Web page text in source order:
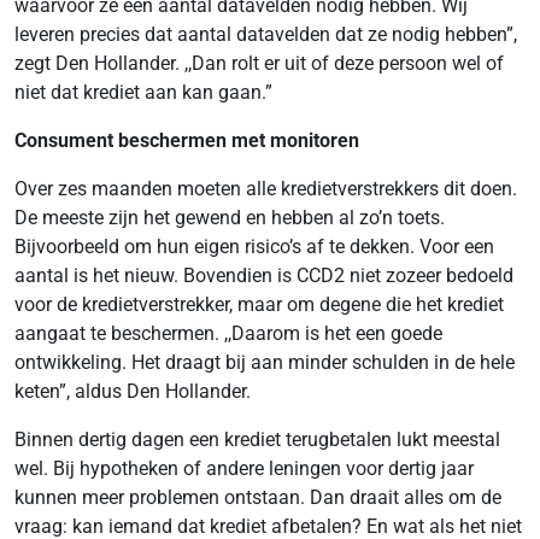
waarvoor ze een aantal datavelden nodig hebben. Wij
leveren precies dat aantal datavelden dat ze nodig hebben”,
zegt Den Hollander. ,,Dan rolt er uit of deze persoon wel of
niet dat krediet aan kan gaan.”
Consument beschermen met monitoren
Over zes maanden moeten alle kredietverstrekkers dit doen.
De meeste zijn het gewend en hebben al zo’n toets.
Bijvoorbeeld om hun eigen risico’s af te dekken. Voor een
aantal is het nieuw. Bovendien is CCD2 niet zozeer bedoeld
voor de kredietverstrekker, maar om degene die het krediet
aangaat te beschermen. ,,Daarom is het een goede
ontwikkeling. Het draagt bij aan minder schulden in de hele
keten”, aldus Den Hollander.
Binnen dertig dagen een krediet terugbetalen lukt meestal
wel. Bij hypotheken of andere leningen voor dertig jaar
kunnen meer problemen ontstaan. Dan draait alles om de
vraag: kan iemand dat krediet afbetalen? En wat als het niet